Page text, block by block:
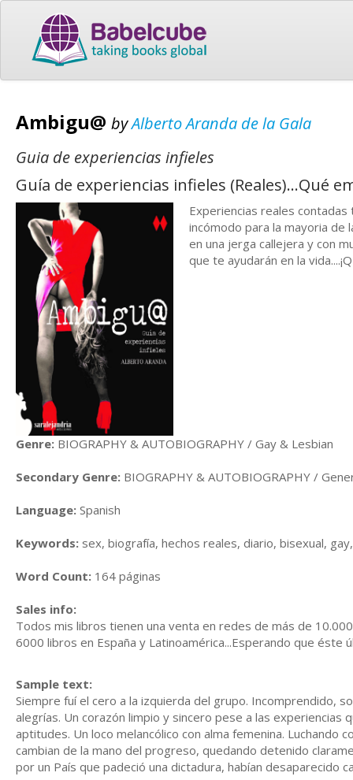
Ambigu@ byAlberto Aranda de la Gala
Guia de experiencias infieles
Guía de experiencias infieles (Reales)...Qué
Experiencias reales
incómodo para la mayoria de
en una jerga callejera y con
que te ayudarán en la
Genre: BIOGRAPHY & AUTOBIOGRAPHY / Gay & Lesbian
Secondary Genre: BIOGRAPHY & AUTOBIOGRAPHY /
Language: Spanish
Keywords: sex, biografía, hechos reales, diario, bisexual,
Word Count: 164 páginas
Sales info:
Todos mis libros tienen una venta en redes de más de
6000 libros en España y Latinoamérica...Esperando que éste
Sample text:
Siempre fuí el cero a la izquierda del grupo. Incomprendido,
alegrías. Un corazón limpio y sincero pese a las
aptitudes. Un loco melancólico con alma femenina.
cambian de la mano del progreso, quedando detenido
por un País que padeció una dictadura, habían desaparecido